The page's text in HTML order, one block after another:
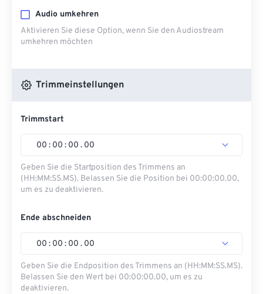
Audio umkehren
Aktivieren Sie diese Option, wenn Sie den Audiostream
umkehren möchten
Trimmeinstellungen
Trimmstart
00 : 00 : 00 . 00
Geben Sie die Startposition des Trimmens an
(HH:MM:SS.MS). Belassen Sie die Position bei 00:00:00.00,
um es zu deaktivieren.
Ende abschneiden
00 : 00 : 00 . 00
Geben Sie die Endposition des Trimmens an (HH:MM:SS.MS).
Belassen Sie den Wert bei 00:00:00.00, um es zu
deaktivieren.